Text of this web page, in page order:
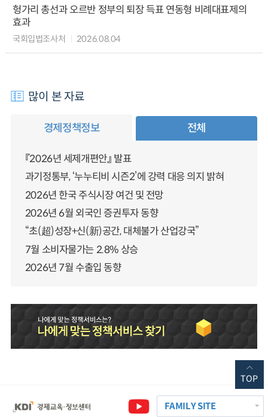
헝가리 총선과 오르반 정부의 퇴장 득표 연동형 비례대표제의
효과
국회입법조사처 2026.08.04
많이 본 자료
경제정책정보 전체
『2026년 세제개편안』 발표
과기정통부, ‘누누티비 시즌2’에 강력 대응 의지 밝혀
2026년 한국 주식시장 여건 및 전망
2026년 6월 외국인 증권투자 동향
“초(超)성장+신(新)공간, 대체불가 산업강국”
7월 소비자물가는 2.8% 상승
2026년 7월 수출입 동향
FAMILY SITE
TOP